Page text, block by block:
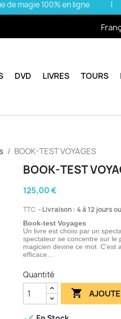
de magie 100% en ligne |
DVD LIVRES TOURS
BOOK-TEST VOYAGES
BOOK-TEST
125,00 €
TTC Livraison : 4 à 12 jours
Book-test Voyages
Un livre est choisi par un
spectateur se concentre sur le
magicien devine ce mot.
efficace…
Quantité
